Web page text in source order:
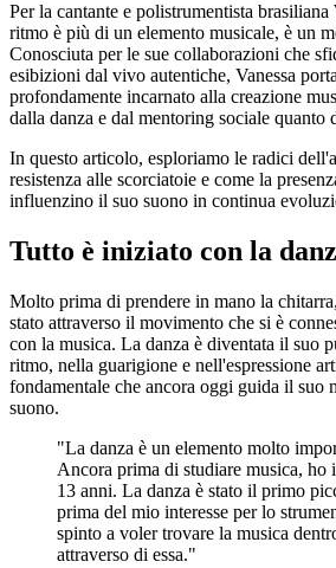
Per la cantante e polistrumentista brasiliana
ritmo è più di un elemento musicale, è un
Conosciuta per le sue collaborazioni che
esibizioni dal vivo autentiche, Vanessa
profondamente incarnato alla creazione
dalla danza e dal mentoring sociale quanto
In questo articolo, esploriamo le radici
resistenza alle scorciatoie e come la
influenzino il suo suono in continua
Tutto è iniziato con la
Molto prima di prendere in mano la
stato attraverso il movimento che si è
con la musica. La danza è diventata il suo
ritmo, nella guarigione e nell'espressione
fondamentale che ancora oggi guida il suo
suono.
"La danza è un elemento molto
Ancora prima di studiare musica, ho
13 anni. La danza è stato il primo
prima del mio interesse per lo
spinto a voler trovare la musica
attraverso di essa."